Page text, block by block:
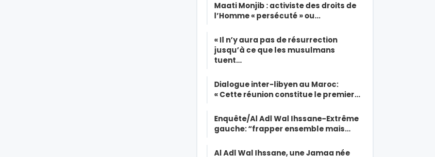
Maati Monjib : activiste des droits de
l’Homme « persécuté » ou…
« Il n’y aura pas de résurrection
jusqu’à ce que les musulmans
tuent…
Dialogue inter-libyen au Maroc:
« Cette réunion constitue le premier…
Enquête/Al Adl Wal Ihssane-Extrême
gauche: “frapper ensemble mais…
Al Adl Wal Ihssane, une Jamaa née